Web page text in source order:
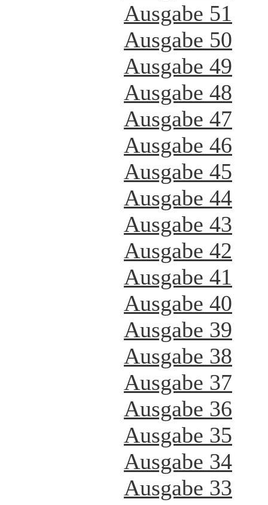
Ausgabe 51
Ausgabe 50
Ausgabe 49
Ausgabe 48
Ausgabe 47
Ausgabe 46
Ausgabe 45
Ausgabe 44
Ausgabe 43
Ausgabe 42
Ausgabe 41
Ausgabe 40
Ausgabe 39
Ausgabe 38
Ausgabe 37
Ausgabe 36
Ausgabe 35
Ausgabe 34
Ausgabe 33